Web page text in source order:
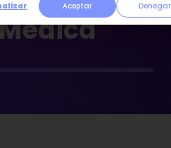
Aceptar Denegar